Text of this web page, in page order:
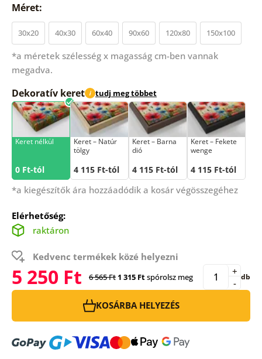
Méret:
30x20 40x30 60x40 90x60 120x80 150x100
*a méretek szélesség x magasság cm-ben vannak
megadva.
Dekoratív keret i tudj meg többet
Keret nélkül
0 Ft-tól
Keret – Natúr
tölgy
4 115 Ft-tól
Keret – Barna
dió
4 115 Ft-tól
Keret – Fekete
wenge
4 115 Ft-tól
*a kiegészítők ára hozzáadódik a kosár végösszegéhez
Elérhetőség:
raktáron
Kedvenc termékek közé helyezni
5 250 Ft 6 565 Ft 1 315 Ftspórolsz meg -
+ db
KOSÁRBA HELYEZÉS